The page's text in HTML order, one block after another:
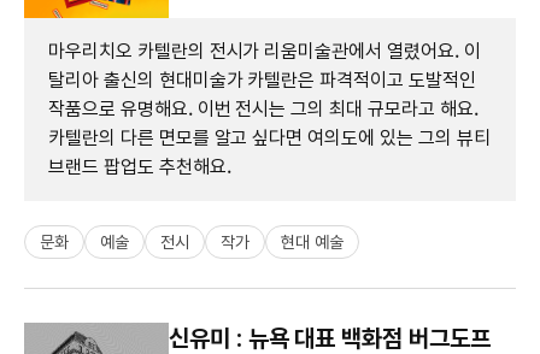
마우리치오 카텔란의 전시가 리움미술관에서 열렸어요. 이
탈리아 출신의 현대미술가 카텔란은 파격적이고 도발적인
작품으로 유명해요. 이번 전시는 그의 최대 규모라고 해요.
카텔란의 다른 면모를 알고 싶다면 여의도에 있는 그의 뷰티
브랜드 팝업도 추천해요.
문화 예술 전시 작가 현대 예술
신유미 : 뉴욕 대표 백화점 버그도프